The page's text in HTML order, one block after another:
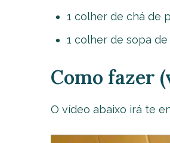
1 colher de chá de
1 colher de sopa
Como fazer
O vídeo abaixo irá te